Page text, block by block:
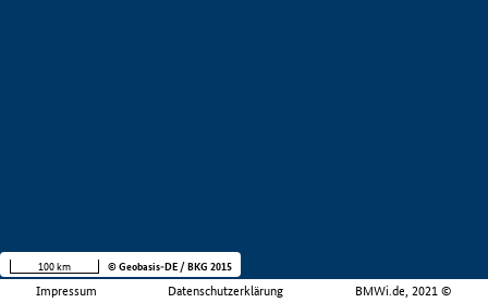
Impressum Datenschutzerklärung BMWi.de, 2021 ©
100 km © Geobasis-DE / BKG 2015